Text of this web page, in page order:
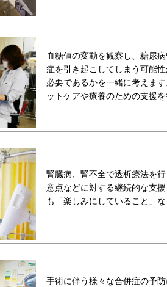
血糖値の変動を観察し、糖尿
症を引き起こしてしまう可能
必要であるかを一緒に考えま
ットケアや療養のための支援を
腎臓病、腎不全で透析療法を
意点などに対する継続的な支
も「楽しみにしていること」
手術に伴う様々な合併症の予